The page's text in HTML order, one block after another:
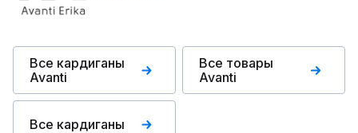
Все кардиганы
Avanti
Все товары
Avanti
Все кардиганы